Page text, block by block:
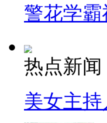
警花学
热点新闻
美女主